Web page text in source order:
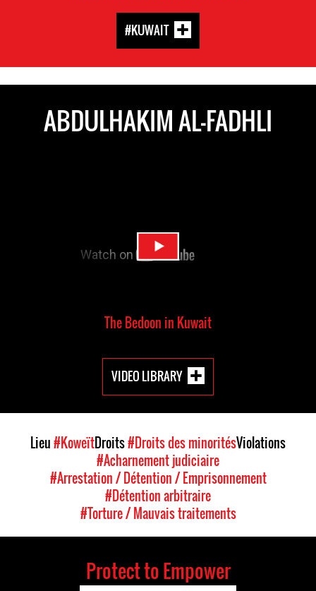
#KUWAIT
ABDULHAKIM AL-FADHLI
The Bedoon in Kuwait
VIDEO LIBRARY
Lieu#KoweïtDroits#Droits des minoritésViolations
#Acharnement judiciaire
#Arrestation / Détention / Emprisonnement
#Détention arbitraire
#Torture / Mauvais traitements
Protect to Empower